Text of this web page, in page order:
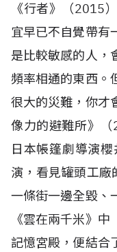
《行者》（2015
宜早已不自覺帶有
是比較敏感的人，
頻率相通的東西。
很大的災難，你
像力的避難所》（
日本帳篷劇導演櫻
演，看見罐頭工廠
一條街一邊全毀、
《雲在兩千米》
記憶宮殿，便結合